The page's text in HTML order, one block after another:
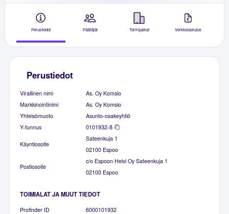
Perustiedot Päättäjät Toimipaikat Verkkolaskutus
Perustiedot
Virallinen nimi
As. Oy Komsio
Markkinointinimi
As. Oy Komsio
Yhteisömuoto
Asunto-osakeyhtiö
Y-tunnus
0101932-8
Käyntiosoite
Sateenkuja 1
02100 Espoo
Postiosoite
c/o Espoon Helvi Oy Sateenkuja 1
02100 Espoo
TOIMIALAT JA MUUT TIEDOT
Profinder ID
6000101932